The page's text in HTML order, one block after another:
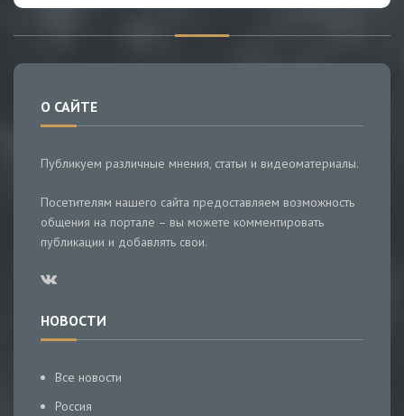
О САЙТЕ
Публикуем различные мнения, статьи и видеоматериалы.
Посетителям нашего сайта предоставляем возможность
общения на портале – вы можете комментировать
публикации и добавлять свои.
НОВОСТИ
Все новости
Россия